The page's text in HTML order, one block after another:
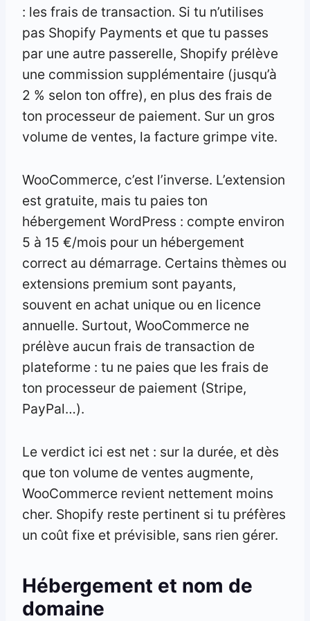
: les frais de transaction. Si tu n’utilises
pas Shopify Payments et que tu passes
par une autre passerelle, Shopify prélève
une commission supplémentaire (jusqu’à
2 % selon ton offre), en plus des frais de
ton processeur de paiement. Sur un gros
volume de ventes, la facture grimpe vite.
WooCommerce, c’est l’inverse. L’extension
est gratuite, mais tu paies ton
hébergement WordPress : compte environ
5 à 15 €/mois pour un hébergement
correct au démarrage. Certains thèmes ou
extensions premium sont payants,
souvent en achat unique ou en licence
annuelle. Surtout, WooCommerce ne
prélève aucun frais de transaction de
plateforme : tu ne paies que les frais de
ton processeur de paiement (Stripe,
PayPal…).
Le verdict ici est net : sur la durée, et dès
que ton volume de ventes augmente,
WooCommerce revient nettement moins
cher. Shopify reste pertinent si tu préfères
un coût fixe et prévisible, sans rien gérer.
Hébergement et nom de
domaine